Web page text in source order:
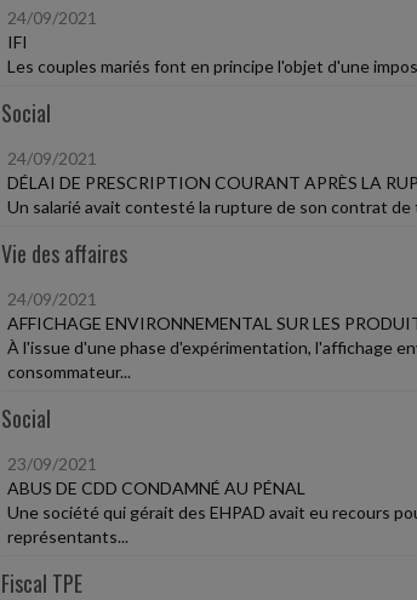
24/09/2021
IFI
Les couples mariés font en principe l'objet d'une
Social
24/09/2021
DÉLAI DE PRESCRIPTION COURANT APRÈS LA
Un salarié avait contesté la rupture de son contrat
Vie des affaires
24/09/2021
AFFICHAGE ENVIRONNEMENTAL SUR LES
À l'issue d'une phase d'expérimentation, l'affichage
consommateur...
Social
23/09/2021
ABUS DE CDD CONDAMNÉ AU PÉNAL
Une société qui gérait des EHPAD avait eu recours
représentants...
Fiscal TPE